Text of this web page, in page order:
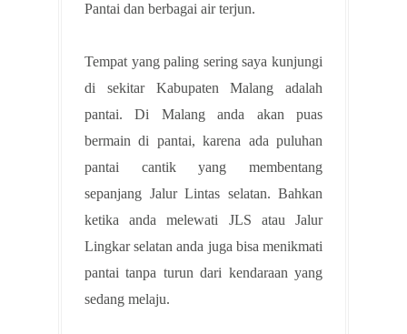
Pantai dan berbagai air terjun.
Tempat yang paling sering saya kunjungi
di sekitar Kabupaten Malang adalah
pantai. Di Malang anda akan puas
bermain di pantai, karena ada puluhan
pantai cantik yang membentang
sepanjang Jalur Lintas selatan. Bahkan
ketika anda melewati JLS atau Jalur
Lingkar selatan anda juga bisa menikmati
pantai tanpa turun dari kendaraan yang
sedang melaju.